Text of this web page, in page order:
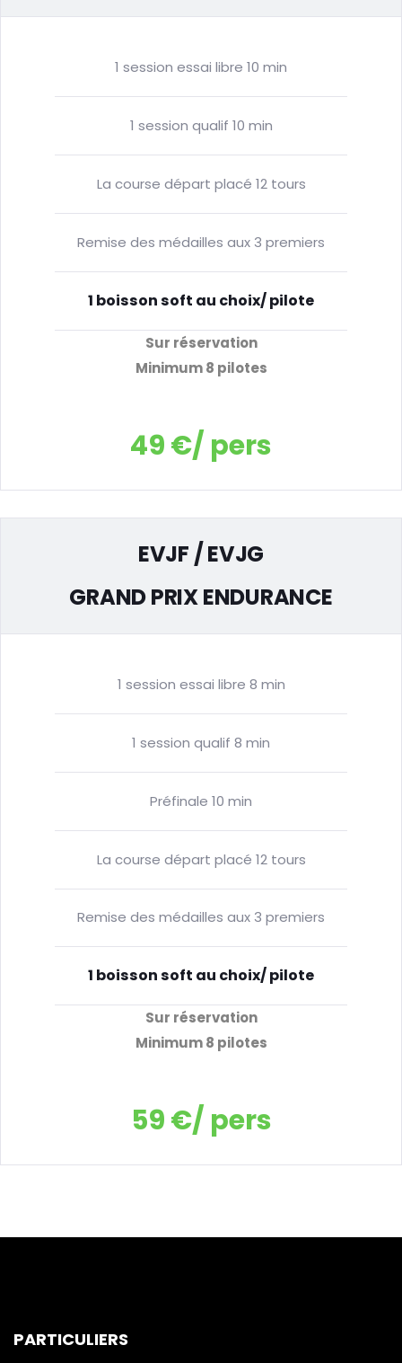
1 session essai libre 10 min
1 session qualif 10 min
La course départ placé 12 tours
Remise des médailles aux 3 premiers
1 boisson soft au choix/ pilote
Sur réservation
Minimum 8 pilotes
49 €/ pers
EVJF / EVJG
GRAND PRIX ENDURANCE
1 session essai libre 8 min
1 session qualif 8 min
Préfinale 10 min
La course départ placé 12 tours
Remise des médailles aux 3 premiers
1 boisson soft au choix/ pilote
Sur réservation
Minimum 8 pilotes
59 €/ pers
PARTICULIERS